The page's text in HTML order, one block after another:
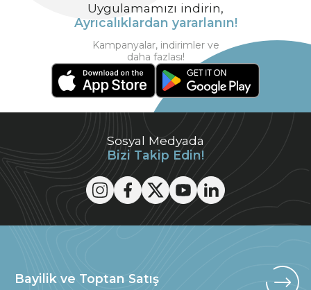
Sosyal Medyada
Bizi Takip Edin!
Uygulamamızı indirin,
Ayrıcalıklardan yararlanın!
Kampanyalar, indirimler ve
daha fazlası!
Bayilik ve Toptan Satış